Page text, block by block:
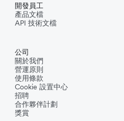
開發員工
產品文檔
API 技術文檔
公司
關於我們
營運原則
使用條款
Cookie 設置中心
招聘
合作夥伴計劃
獎賞